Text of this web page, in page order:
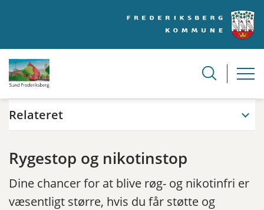
Relateret
Rygestop og nikotinstop
Dine chancer for at blive røg- og nikotinfri er
væsentligt større, hvis du får støtte og